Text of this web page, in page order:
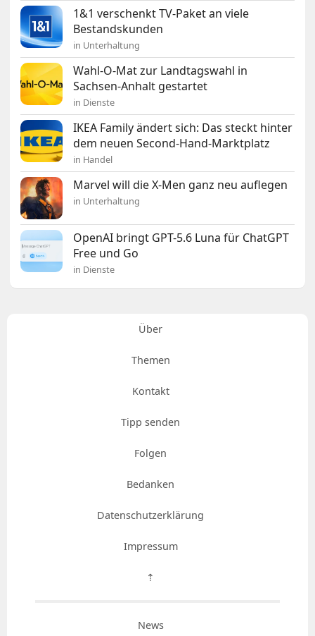
1&1 verschenkt TV-Paket an viele
Bestandskunden
in Unterhaltung
Wahl-O-Mat zur Landtagswahl in
Sachsen-Anhalt gestartet
in Dienste
IKEA Family ändert sich: Das steckt hinter
dem neuen Second-Hand-Marktplatz
in Handel
Marvel will die X-Men ganz neu auflegen
in Unterhaltung
OpenAI bringt GPT-5.6 Luna für ChatGPT
Free und Go
in Dienste
Über
Themen
Kontakt
Tipp senden
Folgen
Bedanken
Datenschutzerklärung
Impressum
⇡
News